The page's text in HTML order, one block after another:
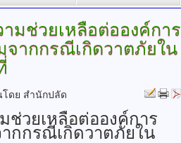
มช่วยเหลือต่อองค์การ
ากกรณีเกิดวาตภัยใน
โดย สำนักปลัด
ช่วยเหลือต่อองค์การ
กกรณีเกิดวาตภัยใน